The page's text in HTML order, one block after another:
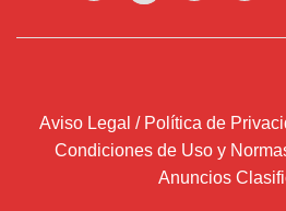
Aviso Legal / Política de
Condiciones de Uso y
Anuncios